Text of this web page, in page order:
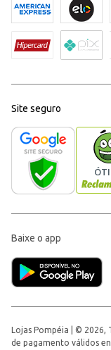
Site seguro
Baixe o app
Lojas Pompéia | © 2026,
de pagamento válidos